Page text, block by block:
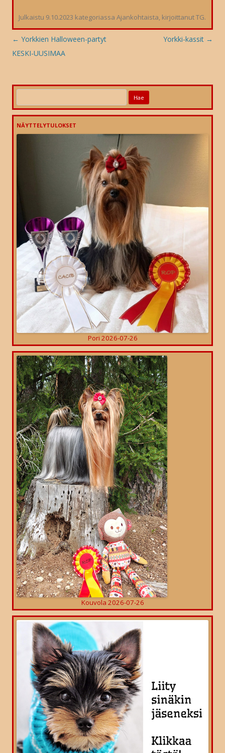
Julkaistu 9.10.2023 kategoriassa Ajankohtaista, kirjoittanutTG.
Artikkelien
selaus
← Yorkkien Halloween-partyt
KESKI-UUSIMAA
Yorkki-kassit →
NÄYTTELYTULOKSET
Pori 2026-07-26
Kouvola 2026-07-26